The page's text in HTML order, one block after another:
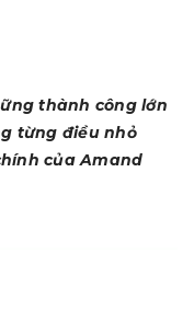
thành công lớn
từng điều nhỏ
của Amand